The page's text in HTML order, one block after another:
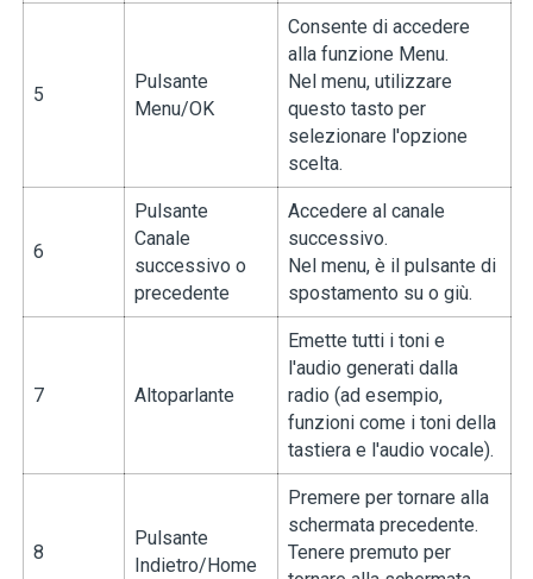
5
Pulsante
Menu/OK
Consente di accedere
alla funzione Menu.
Nel menu, utilizzare
questo tasto per
selezionare l'opzione
scelta.
6
Pulsante
Canale
successivo o
precedente
Accedere al canale
successivo.
Nel menu, è il pulsante di
spostamento su o giù.
7 Altoparlante
Emette tutti i toni e
l'audio generati dalla
radio (ad esempio,
funzioni come i toni della
tastiera e l'audio vocale).
8
Pulsante
Indietro/Home
Premere per tornare alla
schermata precedente.
Tenere premuto per